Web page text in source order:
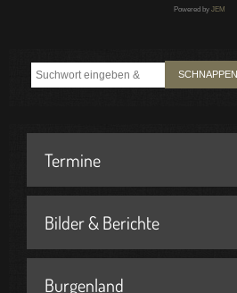
Powered by JEM
SCHNAPPEN
Termine
Bilder & Berichte
Burgenland